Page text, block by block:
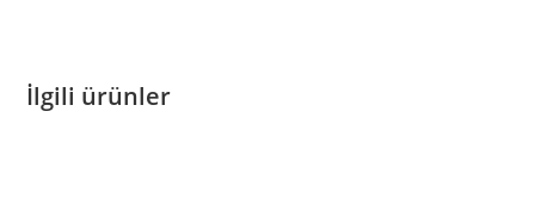
İlgili ürünler